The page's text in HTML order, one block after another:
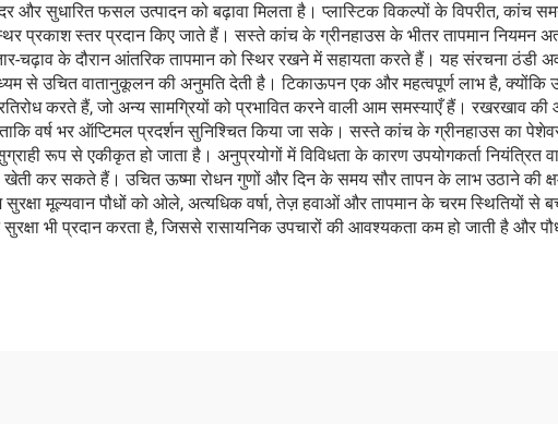
दर और सुधारित फसल उत्पादन को बढ़ावा मिलता है। प्लास्टिक विकल्पों के विपरीत, कांच
प्रकाश स्तर प्रदान किए जाते हैं। सस्ते कांच के ग्रीनहाउस के भीतर तापमान नियमन
चढ़ाव के दौरान आंतरिक तापमान को स्थिर रखने में सहायता करते हैं। यह संरचना ठंडी
से उचित वातानुकूलन की अनुमति देती है। टिकाऊपन एक और महत्वपूर्ण लाभ है, क्योंकि
करते हैं, जो अन्य सामग्रियों को प्रभावित करने वाली आम समस्याएँ हैं।
वर्ष भर ऑप्टिमल प्रदर्शन सुनिश्चित किया जा सके। सस्ते कांच के ग्रीनहाउस का
रूप से एकीकृत हो जाता है। अनुप्रयोगों में विविधता के कारण उपयोगकर्ता
खेती कर सकते हैं। उचित ऊष्मा रोधन गुणों और दिन के समय सौर तापन के लाभ उठाने की
मूल्यवान पौधों को ओले, अत्यधिक वर्षा, तेज़ हवाओं और तापमान के चरम स्थितियों से
भी प्रदान करता है, जिससे रासायनिक उपचारों की आवश्यकता कम हो जाती है और